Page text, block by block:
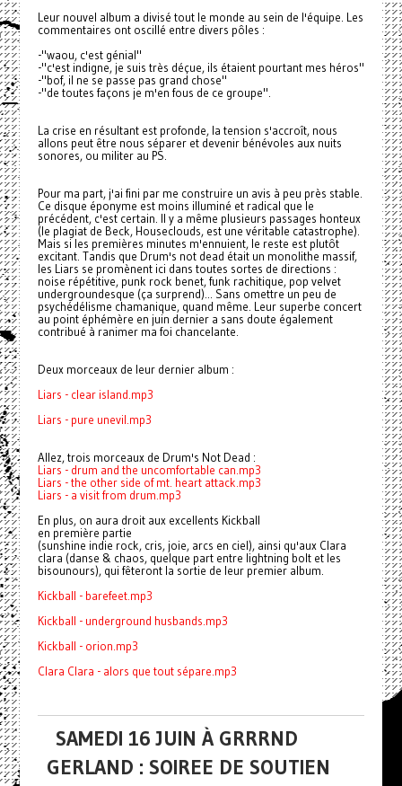
Leur nouvel album a divisé tout le monde au sein de l'équipe. Les
commentaires ont oscillé entre divers pôles :
-"waou, c'est génial"
-"c'est indigne, je suis très déçue, ils étaient pourtant mes héros"
-"bof, il ne se passe pas grand chose"
-"de toutes façons je m'en fous de ce groupe".
La crise en résultant est profonde, la tension s'accroît, nous
allons peut être nous séparer et devenir bénévoles aux nuits
sonores, ou militer au PS.
Pour ma part, j'ai fini par me construire un avis à peu près stable.
Ce disque éponyme est moins illuminé et radical que le
précédent, c'est certain. Il y a même plusieurs passages honteux
(le plagiat de Beck, Houseclouds, est une véritable catastrophe).
Mais si les premières minutes m'ennuient, le reste est plutôt
excitant. Tandis que Drum's not dead était un monolithe massif,
les Liars se promènent ici dans toutes sortes de directions :
noise répétitive, punk rock benet, funk rachitique, pop velvet
undergroundesque (ça surprend)... Sans omettre un peu de
psychédélisme chamanique, quand même. Leur superbe concert
au point éphémère en juin dernier a sans doute également
contribué à ranimer ma foi chancelante.
Deux morceaux de leur dernier album :
Liars - clear island.mp3
Liars - pure unevil.mp3
Allez, trois morceaux de Drum's Not Dead :
Liars - drum and the uncomfortable can.mp3
Liars - the other side of mt. heart attack.mp3
Liars - a visit from drum.mp3
En plus, on aura droit aux excellents Kickball
en première partie
(sunshine indie rock, cris, joie, arcs en ciel), ainsi qu'aux Clara
clara (danse & chaos, quelque part entre lightning bolt et les
bisounours), qui fêteront la sortie de leur premier album.
Kickball - barefeet.mp3
Kickball - underground husbands.mp3
Kickball - orion.mp3
Clara Clara - alors que tout sépare.mp3
SAMEDI 16 JUIN À GRRRND
GERLAND : SOIREE DE SOUTIEN